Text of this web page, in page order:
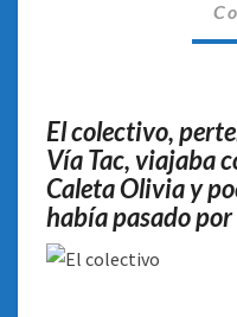
El colectivo,
Vía Tac, viajaba
Caleta Olivia y
había pasado